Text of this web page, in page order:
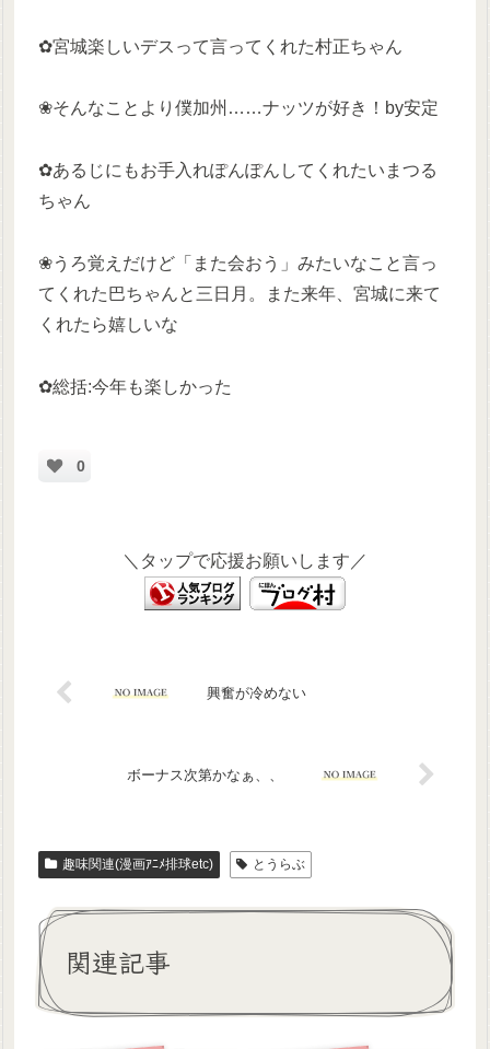
✿宮城楽しいデスって言ってくれた村正ちゃん
❀そんなことより僕加州……ナッツが好き！by安定
✿あるじにもお手入れぽんぽんしてくれたいまつる
ちゃん
❀うろ覚えだけど「また会おう」みたいなこと言っ
てくれた巴ちゃんと三日月。また来年、宮城に来て
くれたら嬉しいな
✿総括:今年も楽しかった
0
＼タップで応援お願いします／
興奮が冷めない
ボーナス次第かなぁ、、
趣味関連(漫画ｱﾆﾒ排球etc) とうらぶ
関連記事